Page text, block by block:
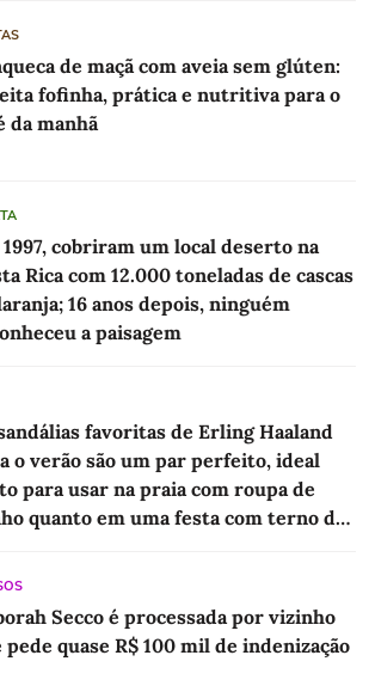
de maçã com aveia sem glúten:
fofinha, prática e nutritiva para o
da manhã
1997, cobriram um local deserto na
Rica com 12.000 toneladas de cascas
16 anos depois, ninguém
a paisagem
favoritas de Erling Haaland
o verão são um par perfeito, ideal
para usar na praia com roupa de
quanto em uma festa com terno de
Secco é processada por vizinho
pede quase R$ 100 mil de indenização